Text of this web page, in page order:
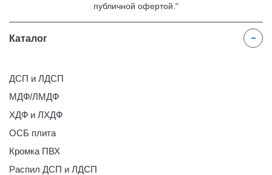
публичной офертой."
Каталог
ДСП и ЛДСП
МДФ/ЛМДФ
ХДФ и ЛХДФ
ОСБ плита
Кромка ПВХ
Распил ДСП и ЛДСП